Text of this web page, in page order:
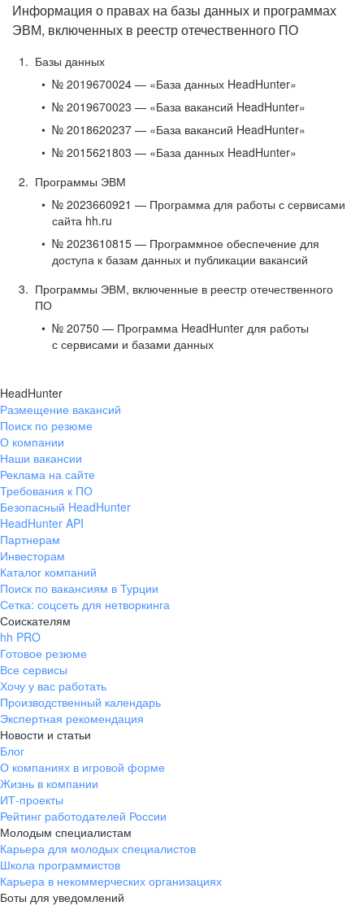
Информация о правах на базы данных и программах
ЭВМ, включенных в реестр отечественного ПО
Базы данных
№ 2019670024 — «База данных HeadHunter»
№ 2019670023 — «База вакансий HeadHunter»
№ 2018620237 — «База вакансий HeadHunter»
№ 2015621803 — «База данных HeadHunter»
Программы ЭВМ
№ 2023660921 — Программа для работы с сервисами
сайта hh.ru
№ 2023610815 — Программное обеспечение для
доступа к базам данных и публикации вакансий
Программы ЭВМ, включенные в реестр отечественного
ПО
№ 20750 — Программа HeadHunter для работы
с сервисами и базами данных
HeadHunter
Размещение вакансий
Поиск по резюме
О компании
Наши вакансии
Реклама на сайте
Требования к ПО
Безопасный HeadHunter
HeadHunter API
Партнерам
Инвесторам
Каталог компаний
Поиск по вакансиям в Турции
Сетка: соцсеть для нетворкинга
Соискателям
hh PRO
Готовое резюме
Все сервисы
Хочу у вас работать
Производственный календарь
Экспертная рекомендация
Новости и статьи
Блог
О компаниях в игровой форме
Жизнь в компании
ИТ-проекты
Рейтинг работодателей России
Молодым специалистам
Карьера для молодых специалистов
Школа программистов
Карьера в некоммерческих организациях
Боты для уведомлений